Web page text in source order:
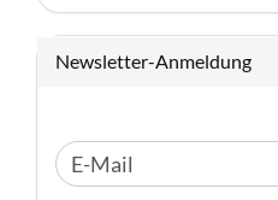
Newsletter-Anmeldung
WEITER
ZUR
E-